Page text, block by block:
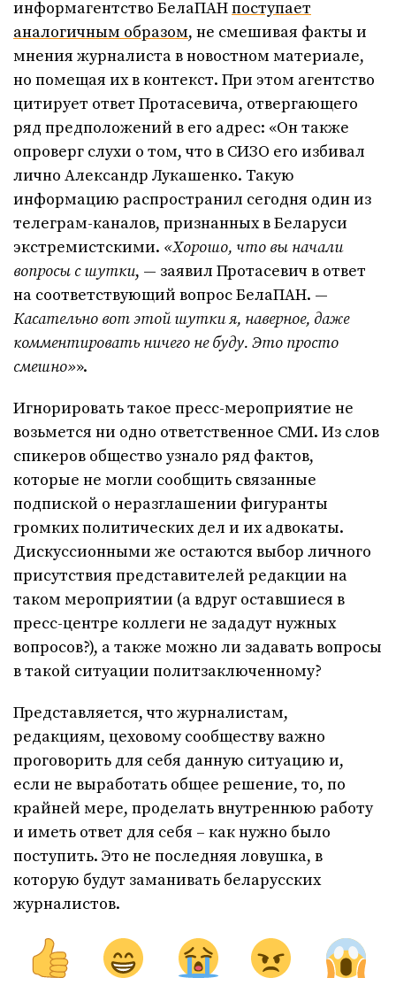
информагентство БелаПАНпоступает
аналогичным образом, не смешивая факты и
мнения журналиста в новостном материале,
но помещая их в контекст. При этом агентство
цитирует ответ Протасевича, отвергающего
ряд предположений в его адрес: «Он также
опроверг слухи о том, что в СИЗО его избивал
лично Александр Лукашенко. Такую
информацию распространил сегодня один из
телеграм-каналов, признанных в Беларуси
экстремистскими. «Хорошо, что вы начали
вопросы с шутки, — заявил Протасевич в ответ
на соответствующий вопрос БелаПАН. —
Касательно вот этой шутки я, наверное, даже
комментировать ничего не буду. Это просто
смешно»».
Игнорировать такое пресс-мероприятие не
возьмется ни одно ответственное СМИ. Из слов
спикеров общество узнало ряд фактов,
которые не могли сообщить связанные
подпиской о неразглашении фигуранты
громких политических дел и их адвокаты.
Дискуссионными же остаются выбор личного
присутствия представителей редакции на
таком мероприятии (а вдруг оставшиеся в
пресс-центре коллеги не зададут нужных
вопросов?), а также можно ли задавать вопросы
в такой ситуации политзаключенному?
Представляется, что журналистам,
редакциям, цеховому сообществу важно
проговорить для себя данную ситуацию и,
если не выработать общее решение, то, по
крайней мере, проделать внутреннюю работу
и иметь ответ для себя – как нужно было
поступить. Это не последняя ловушка, в
которую будут заманивать беларусских
журналистов.